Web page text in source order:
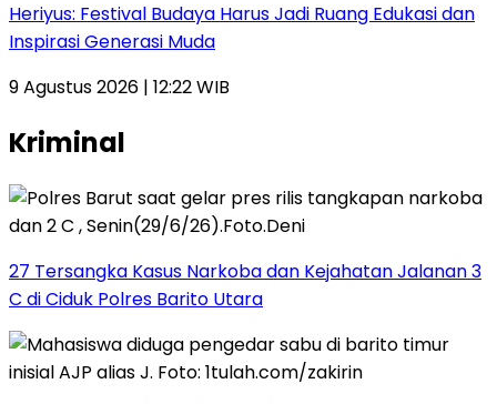
Heriyus: Festival Budaya Harus Jadi Ruang Edukasi dan
Inspirasi Generasi Muda
9 Agustus 2026 | 12:22 WIB
Kriminal
27 Tersangka Kasus Narkoba dan Kejahatan Jalanan 3
C di Ciduk Polres Barito Utara